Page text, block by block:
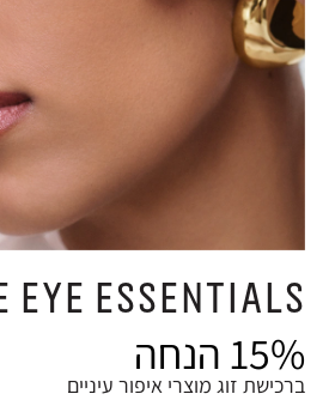
EYE ESSENTIALS
15% הנחה
ברכישת זוג מוצרי איפור עיניים